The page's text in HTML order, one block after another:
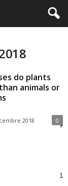
do plants
animals or
2018 0
1